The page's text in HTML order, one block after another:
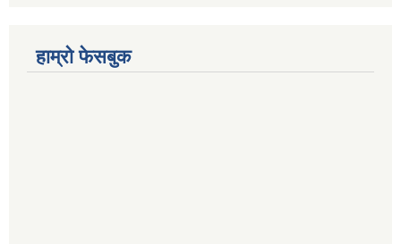
हाम्रो फेसबुक